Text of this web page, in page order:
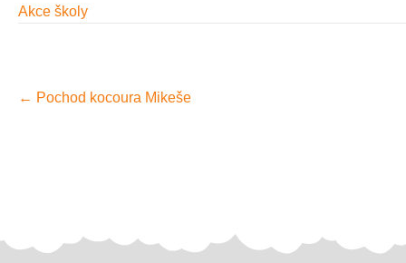
Akce školy
o
a
← Pochod kocoura Mikeše